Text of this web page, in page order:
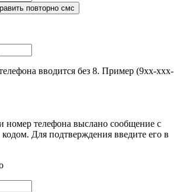
вводится без 8. Пример (9хх-ххх-
номер телефона выслано сообщение с
Для подтверждения введите его в